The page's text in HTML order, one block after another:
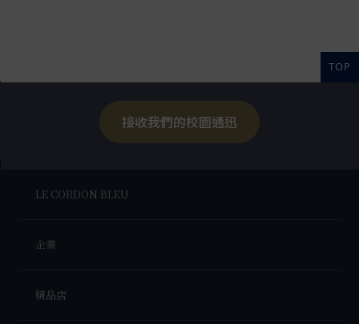
TOP
接收我們的校園通迅
LE CORDON BLEU
企業
精品店